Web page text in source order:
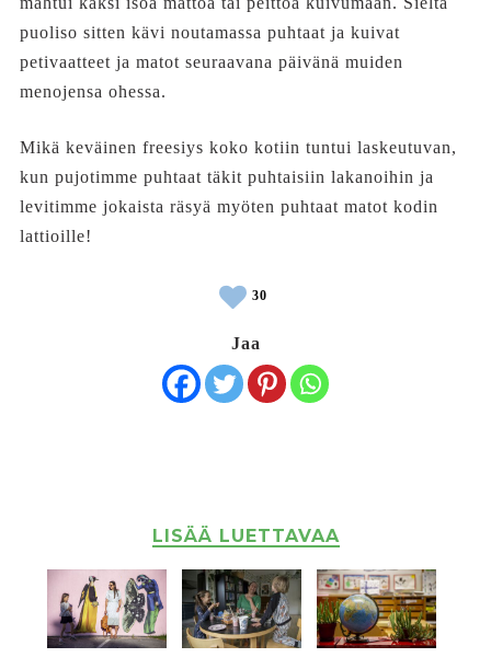
puoliso sitten kävi noutamassa puhtaat ja kuivat
petivaatteet ja matot seuraavana päivänä muiden
menojensa ohessa.
Mikä keväinen freesiys koko kotiin tuntui laskeutuvan,
kun pujotimme puhtaat täkit puhtaisiin lakanoihin ja
levitimme jokaista räsyä myöten puhtaat matot kodin
lattioille!
30
Jaa
LISÄÄ LUETTAVAA